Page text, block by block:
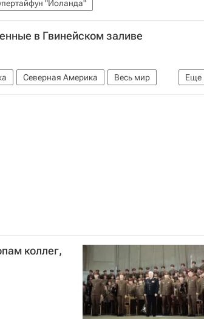
"Йоланда"
в Гвинейском заливе
Еще
Северная Америка
Весь мир
коллег,